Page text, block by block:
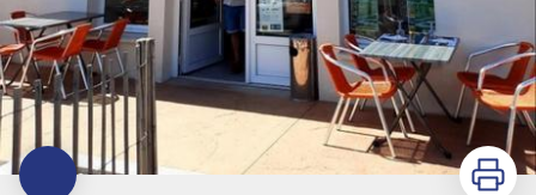
Imprimer